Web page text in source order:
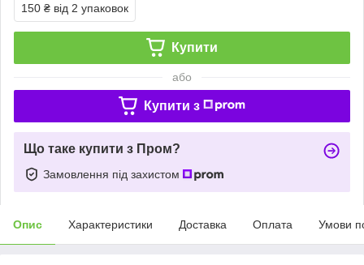
150 ₴ від 2 упаковок
Купити
або
Купити з
Що таке купити з Пром?
Замовлення під захистом
Опис Характеристики Доставка Оплата Умови